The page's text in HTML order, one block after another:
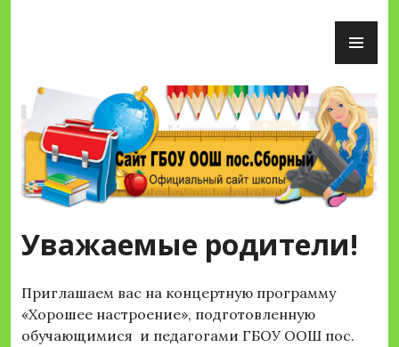
Сайт ГБОУ ООШ пос.Сборный
Уважаемые родители!
Приглашаем вас на концертную программу
«Хорошее настроение», подготовленную
обучающимися и педагогами ГБОУ ООШ пос.